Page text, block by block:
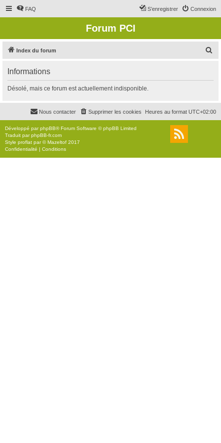
FAQ Connexion
S’enregistrer
Forum PCI
Index du forum
r
c
r
Informations
Désolé, mais ce forum est actuellement indisponible.
Heures au format UTC+02:00
Supprimer les cookies
Nous contacter
Développé parphpBB® Forum Software © phpBB Limited
Traduit parphpBB-fr.com
Style proflat par ©Mazeltof 2017
Confidentialité | Conditions